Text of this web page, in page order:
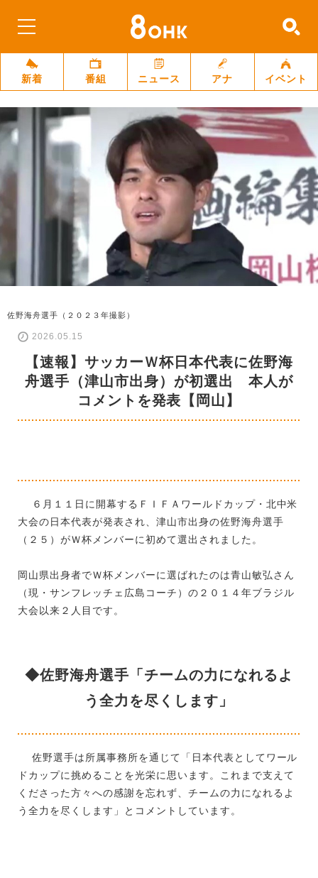
新着 番組 ニュース アナ イベント
佐野海舟選手（２０２３年撮影）
2026.05.15
【速報】サッカーＷ杯日本代表に佐野海
舟選手（津山市出身）が初選出 本人が
コメントを発表【岡山】
６月１１日に開幕するＦＩＦＡワールドカップ・北中米
大会の日本代表が発表され、津山市出身の佐野海舟選手
（２５）がＷ杯メンバーに初めて選出されました。
岡山県出身者でＷ杯メンバーに選ばれたのは青山敏弘さん
（現・サンフレッチェ広島コーチ）の２０１４年ブラジル
大会以来２人目です。
◆佐野海舟選手「チームの力になれるよ
う全力を尽くします」
佐野選手は所属事務所を通じて「日本代表としてワール
ドカップに挑めることを光栄に思います。これまで支えて
くださった方々への感謝を忘れず、チームの力になれるよ
う全力を尽くします」とコメントしています。